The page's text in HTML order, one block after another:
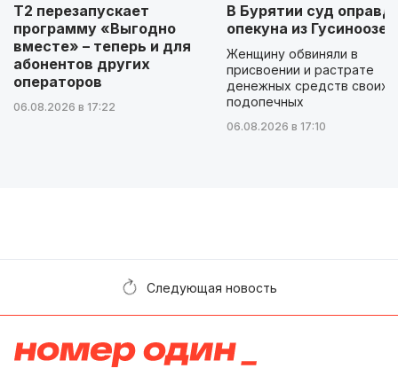
Т2 перезапускает
программу «Выгодно
вместе» – теперь и для
абонентов других
операторов
06.08.2026 в 17:22
В Бурятии суд
опекуна из
Женщину обвиняли в
присвоении и растрате
денежных средств своих
подопечных
06.08.2026 в 17:10
Следующая новость